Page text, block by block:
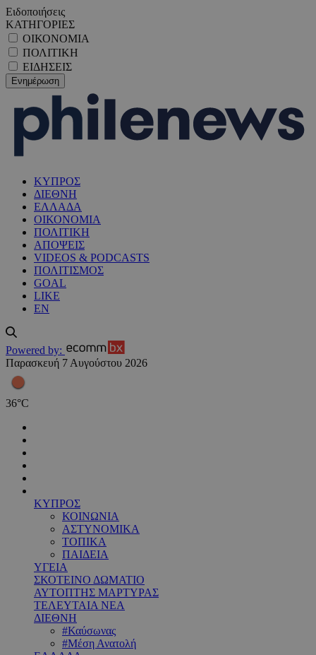
Ειδοποιήσεις
ΚΑΤΗΓΟΡΙΕΣ
ΟΙΚΟΝΟΜΙΑ
ΠΟΛΙΤΙΚΗ
ΕΙΔΗΣΕΙΣ
ΚΥΠΡΟΣ
ΔΙΕΘΝΗ
ΕΛΛΑΔΑ
ΟΙΚΟΝΟΜΙΑ
ΠΟΛΙΤΙΚΗ
ΑΠΟΨΕΙΣ
VIDEOS & PODCASTS
ΠΟΛΙΤΙΣΜΟΣ
GOAL
LIKE
EN
Powered by:
Παρασκευή 7 Αυγούστου 2026
36°C
ΚΥΠΡΟΣ
ΚΟΙΝΩΝΙΑ
ΑΣΤΥΝΟΜΙΚΑ
ΤΟΠΙΚΑ
ΠΑΙΔΕΙΑ
ΥΓΕΙΑ
ΣΚΟΤΕΙΝΟ ΔΩΜΑΤΙΟ
ΑΥΤΟΠΤΗΣ ΜΑΡΤΥΡΑΣ
ΤΕΛΕΥΤΑΙΑ ΝΕΑ
ΔΙΕΘΝΗ
#Καύσωνας
#Μέση Ανατολή